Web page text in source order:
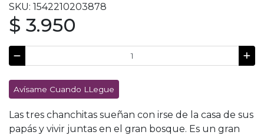
SKU: 1542210203878
$ 3.950
Avísame Cuando LLegue
Las tres chanchitas sueñan con irse de la casa de sus
papás y vivir juntas en el gran bosque. Es un gran